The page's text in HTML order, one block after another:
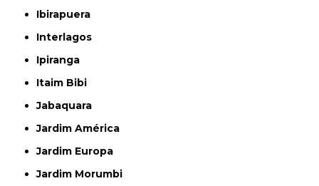
Ibirapuera
Interlagos
Ipiranga
Itaim Bibi
Jabaquara
Jardim América
Jardim Europa
Jardim Morumbi